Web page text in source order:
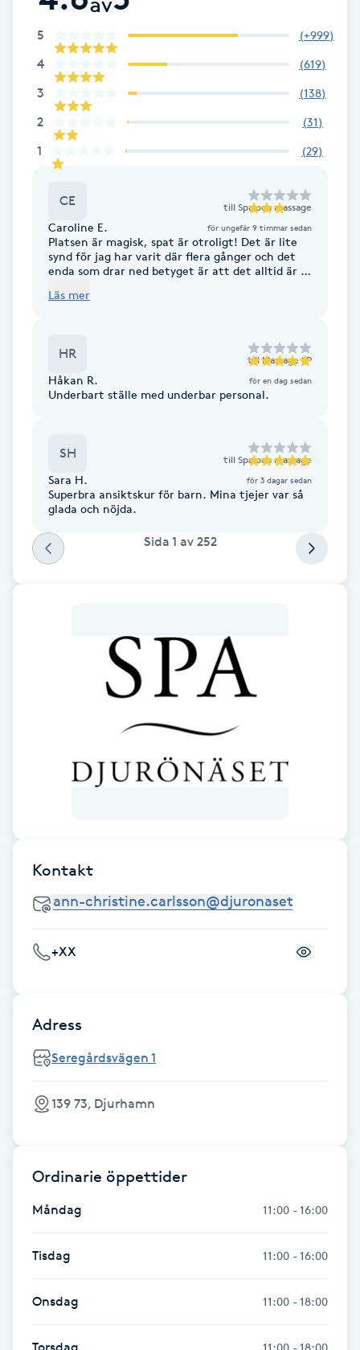
Fotvård
Fransborttagning
Fransfärgning
Fransförlängning
Fransk manikyr
Friskvård
Friskvårdsmassage
Gelenaglar
Gravidyoga
Gruppträning
Gua Sha-massage
H
Hatha Yoga
5 (+999)
4 (619)
3 (138)
2 (31)
1 (29)
CE till Spa och massage
Caroline E. för ungefär 9 timmar sedan
Platsen är magisk, spat är otroligt! Det är lite
synd för jag har varit där flera gånger och det
enda som drar ned betyget är att det alltid är så
dagar och bartendern klagar på hur jobbigt det
otrevlig, de undviker ens blick, de suckar och det
känns som att alla som jobbar där verkligen
jättemysigt och generöst att man får tillgång
till spaet hela vistelsen. Rummen är fina men
Läs mer
HR till Massage LP
Håkan R. för en dag sedan
Underbart ställe med underbar personal.
SH till Spa och massage
Sara H. för 3 dagar sedan
Superbra ansiktskur för barn. Mina tjejer var så
glada och nöjda.
Sida 1 av 252
Kontakt
+XX
Adress
Seregårdsvägen 1
139 73, Djurhamn
Ordinarie öppettider
Måndag 11:00 - 16:00
Tisdag 11:00 - 16:00
Onsdag 11:00 - 18:00
11:00 - 18:00